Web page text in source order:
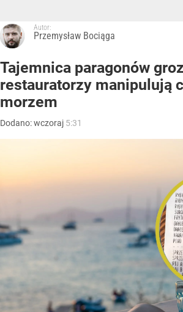
Autor:
Przemysław Bociąga
Tajemnica paragonów
restauratorzy manipulują
morzem
Dodano:wczoraj 5:31